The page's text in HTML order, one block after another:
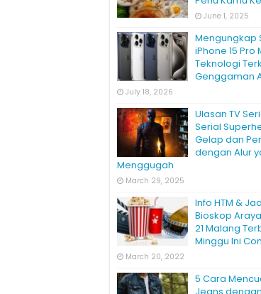
June 1, 2025
Mengungkap
iPhone 15 Pro
Teknologi
Genggaman
July 18, 2026
Ulasan TV
Serial
Gelap dan
dengan Alur
Menggugah
March 29, 2025
Info HTM &
Bioskop
21 Malang
Minggu Ini
March 20, 2022
5 Cara